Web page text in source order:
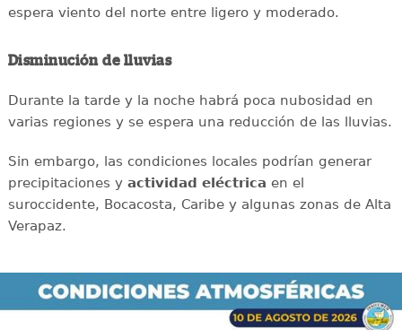
espera viento del norte entre ligero y moderado.
Disminución de lluvias
Durante la tarde y la noche habrá poca nubosidad en
varias regiones y se espera una reducción de las lluvias.
Sin embargo, las condiciones locales podrían generar
precipitaciones y actividad eléctrica en el
suroccidente, Bocacosta, Caribe y algunas zonas de Alta
Verapaz.